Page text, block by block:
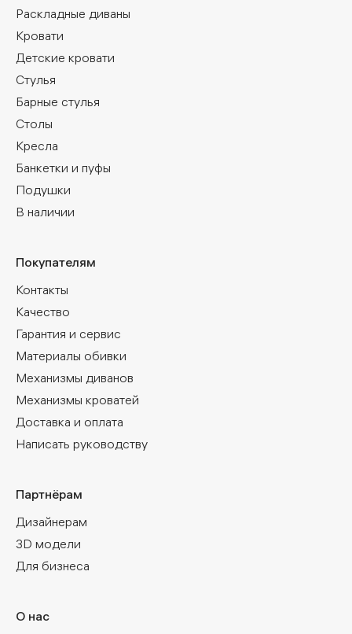
Раскладные диваны
Кровати
Детские кровати
Стулья
Барные стулья
Столы
Кресла
Банкетки и пуфы
Подушки
В наличии
Покупателям
Контакты
Качество
Гарантия и сервис
Материалы обивки
Механизмы диванов
Механизмы кроватей
Доставка и оплата
Написать руководству
Партнёрам
Дизайнерам
3D модели
Для бизнеса
О нас